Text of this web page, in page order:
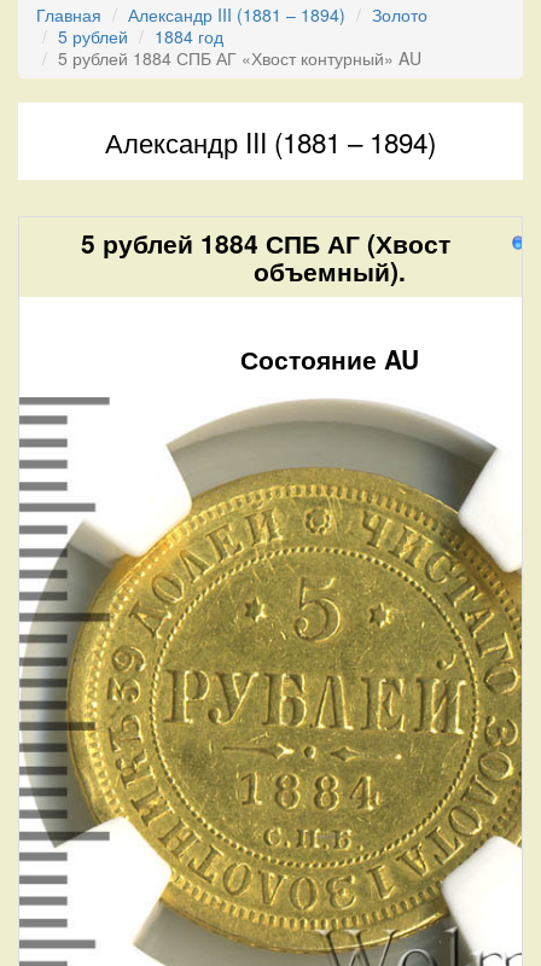
Главная Александр III (1881 – 1894)
Золото
5 рублей
1884 год
5 рублей 1884 СПБ АГ «Хвост контурный» AU
Александр III (1881 – 1894)
5 рублей 1884 СПБ АГ (Хвост
объемный).
Состояние AU